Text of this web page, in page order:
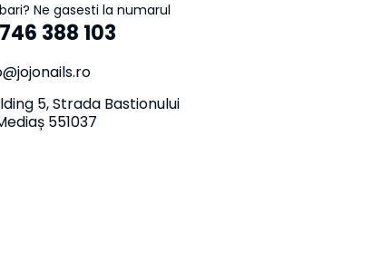
Ne gasesti la numarul
388 103
5, Strada Bastionului
551037